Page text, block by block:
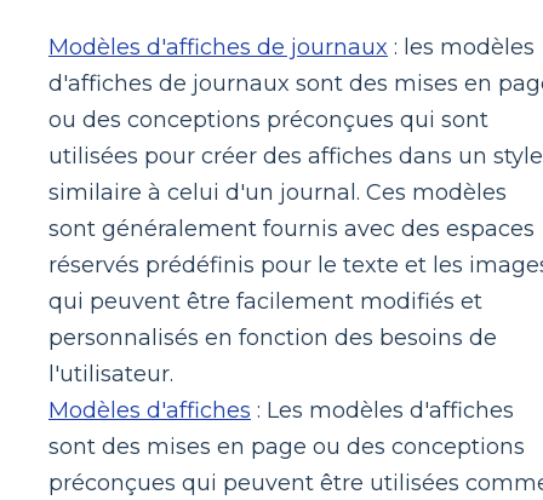
Modèles d'affiches de journaux : les modèles
d'affiches de journaux sont des mises en
ou des conceptions préconçues qui sont
utilisées pour créer des affiches dans un style
similaire à celui d'un journal. Ces modèles
sont généralement fournis avec des espaces
réservés prédéfinis pour le texte et les
qui peuvent être facilement modifiés et
personnalisés en fonction des besoins de
l'utilisateur.
Modèles d'affiches : Les modèles d'affiches
sont des mises en page ou des conceptions
préconçues qui peuvent être utilisées